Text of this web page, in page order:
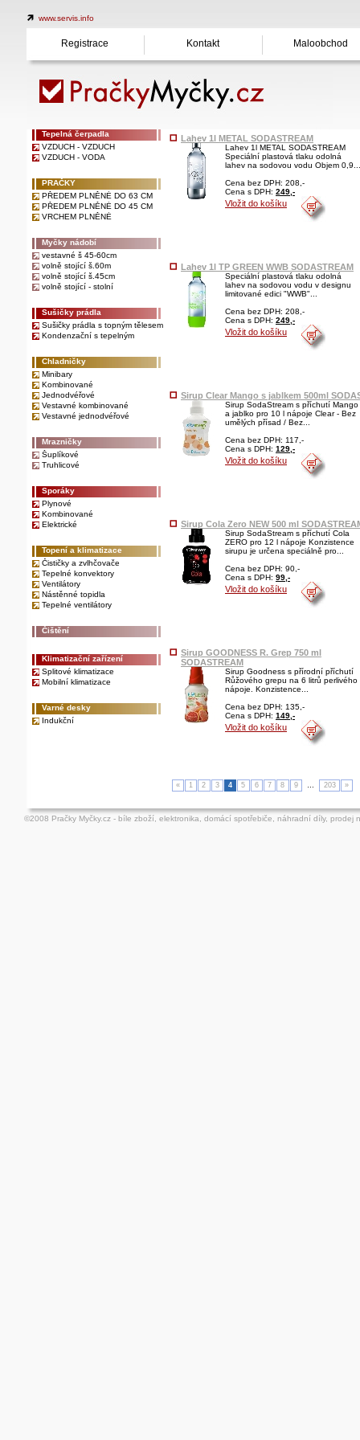
Lahev 1l METAL SODASTREAM
Lahev 1l METAL SODASTREAM
Speciální plastová tlaku odolná
lahev na sodovou vodu Objem 0,9...
Cena bez DPH: 208,-
Cena s DPH: 249,-
Vložit do košíku
Lahev 1l TP GREEN WWB SODASTREAM
Speciální plastová tlaku odolná
lahev na sodovou vodu v designu
limitované edici "WWB"...
Cena bez DPH: 208,-
Cena s DPH: 249,-
Vložit do košíku
Sirup Clear Mango s jablkem 500ml
Sirup SodaStream s příchutí Mango
a jablko pro 10 l nápoje Clear - Bez
umělých přísad / Bez...
Cena bez DPH: 117,-
Cena s DPH: 129,-
Vložit do košíku
Sirup Cola Zero NEW 500 ml
Sirup SodaStream s příchutí Cola
ZERO pro 12 l nápoje Konzistence
sirupu je určena speciálně pro...
Cena bez DPH: 90,-
Cena s DPH: 99,-
Vložit do košíku
Sirup GOODNESS R. Grep 750 ml
SODASTREAM
Sirup Goodness s přírodní příchutí
Růžového grepu na 6 litrů perlivého
nápoje. Konzistence...
Cena bez DPH: 135,-
Cena s DPH: 149,-
Vložit do košíku
« 1 2 3 4 5 6 7 8 9 … 203 »
Tepelná čerpadla
VZDUCH - VZDUCH
VZDUCH - VODA
PRAČKY
PŘEDEM PLNĚNÉ DO 63 CM
PŘEDEM PLNĚNÉ DO 45 CM
VRCHEM PLNĚNÉ
Myčky nádobí
vestavné š 45-60cm
volně stojící š.60m
volně stojící š.45cm
volně stojící - stolní
Sušičky prádla
Sušičky prádla s topným tělesem
Kondenzační s tepelným
Chladničky
Minibary
Kombinované
Jednodvéřové
Vestavné kombinované
Vestavné jednodvéřové
Mrazničky
Šuplíkové
Truhlicové
Sporáky
Plynové
Kombinované
Elektrické
Topení a klimatizace
Čističky a zvlhčovače
Tepelné konvektory
Ventilátory
Nástěnné topidla
Tepelné ventilátory
Čištění
Klimatizační zařízení
Splitové klimatizace
Mobilní klimatizace
Varné desky
Indukční
©2008 Pračky Myčky.cz - bíle zboží, elektronika, domácí spotřebiče, náhradní díly, prodej
www.servis.info
Registrace Kontakt Maloobchod